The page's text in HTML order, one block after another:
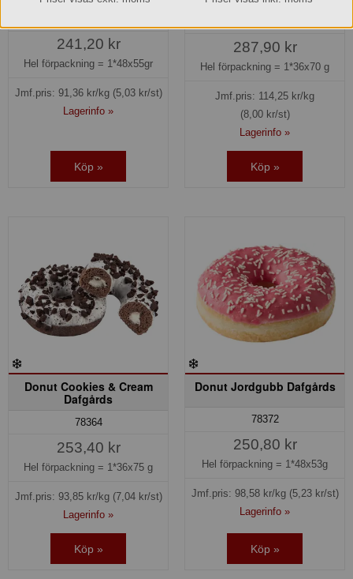
241,20 kr
Hel förpackning = 1*48x55gr
Jmf.pris: 91,36kr/kg (5,03 kr/st)
Lagerinfo »
Köp »
287,90 kr
Hel förpackning = 1*36x70 g
Jmf.pris: 114,25 kr/kg
(8,00 kr/st)
Lagerinfo »
Köp »
Donut Cookies & Cream
Dafgårds
78364
253,40 kr
Hel förpackning = 1*36x75 g
Jmf.pris: 93,85kr/kg (7,04 kr/st)
Lagerinfo »
Köp »
Donut Jordgubb Dafgårds
78372
250,80 kr
Hel förpackning = 1*48x53g
Jmf.pris: 98,58kr/kg (5,23 kr/st)
Lagerinfo »
Köp »